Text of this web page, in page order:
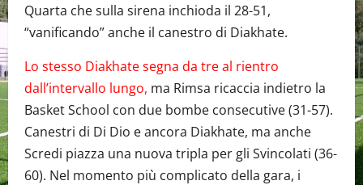
Quarta che sulla sirena inchioda il 28-51,
“vanificando” anche il canestro di Diakhate.
Lo stesso Diakhate segna da tre al rientro
dall’intervallo lungo, ma Rimsa ricaccia indietro la
Basket School con due bombe consecutive (31-57).
Canestri di Di Dio e ancora Diakhate, ma anche
Scredi piazza una nuova tripla per gli Svincolati (36-
60). Nel momento più complicato della gara, i